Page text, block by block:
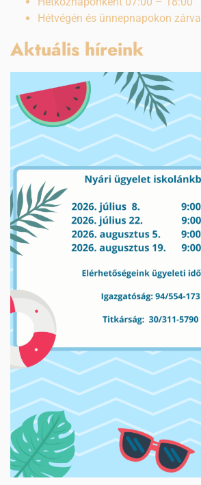
Hétvégén és ünnepnapokon zárva
Aktuális híreink